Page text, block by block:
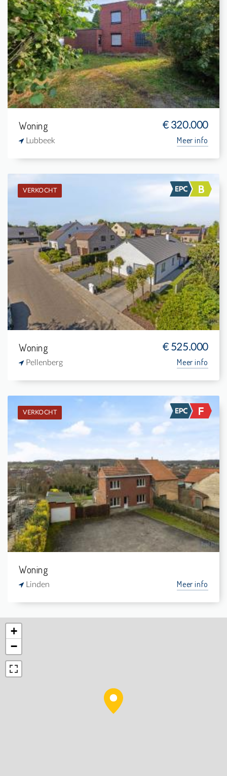
Verkocht: Woning
1.900 m²
1
110 m²
Woning € 320.000
Lubbeek Meer info
VERKOCHT
Verkocht: Woning
2
576 m²
1
-
Woning € 525.000
Pellenberg Meer info
VERKOCHT
Verkocht: Uitzonderlijke woning
2
1.076 m²
-
-
Woning
Linden Meer info
+
−